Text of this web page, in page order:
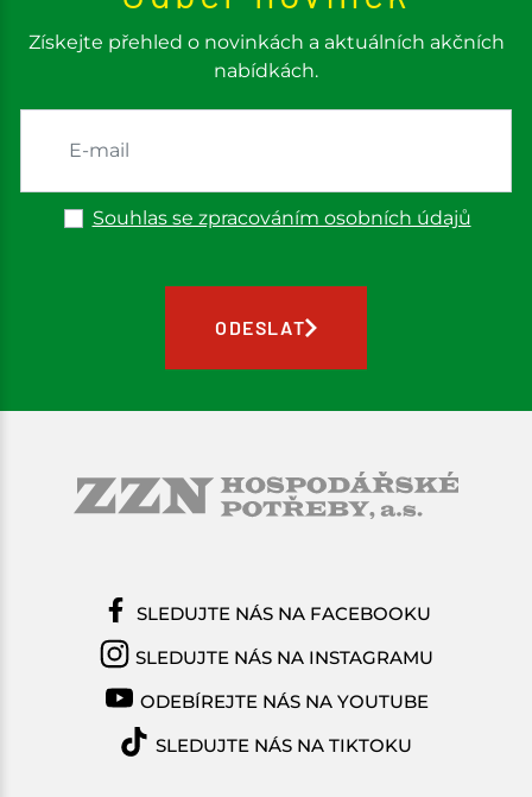
Získejte přehled o novinkách a aktuálních akčních
nabídkách.
Souhlas se zpracováním osobních údajů
ODESLAT
SLEDUJTE NÁS NA FACEBOOKU
SLEDUJTE NÁS NA INSTAGRAMU
ODEBÍREJTE NÁS NA YOUTUBE
SLEDUJTE NÁS NA TIKTOKU